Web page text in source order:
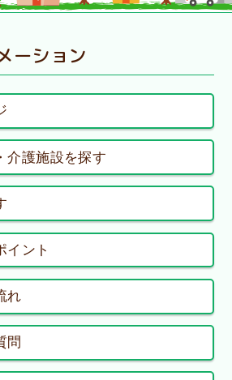
ーション
介護施設を探す
イント
れ
問